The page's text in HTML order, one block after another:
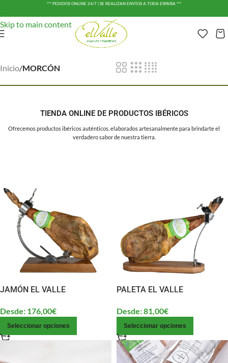
Skip to main content
*** PEDIDOS ONLINE 24/7 | SE REALIZAN ENVÍOS A TODA ESPAÑA ***
Inicio/MORCÓN
TIENDA ONLINE DE PRODUCTOS IBÉRICOS
Ofrecemos productos ibéricos auténticos, elaborados artesanalmente para brindarte el
verdadero sabor de nuestra tierra.
JAMÓN EL VALLE
Desde: 176,00€
Seleccionar opciones
PALETA EL VALLE
Desde:81,00€
Seleccionar opciones